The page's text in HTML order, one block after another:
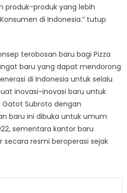
produk-produk yang lebih
di Indonesia.” tutup
terobosan baru bagi Pizza
baru yang dapat mendorong
di Indonesia untuk selalu
inovasi-inovasi baru untuk
Gatot Subroto dengan
baru ini dibuka untuk umum
sementara kantor baru
resmi beroperasi sejak